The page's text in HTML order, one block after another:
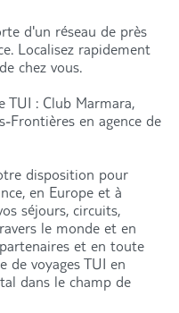
d'un réseau de près
Localisez rapidement
chez vous.
TUI : Club Marmara,
Frontières en agence de
disposition pour
en Europe et à
séjours, circuits,
le monde et en
et en toute
de voyages TUI en
dans le champ de